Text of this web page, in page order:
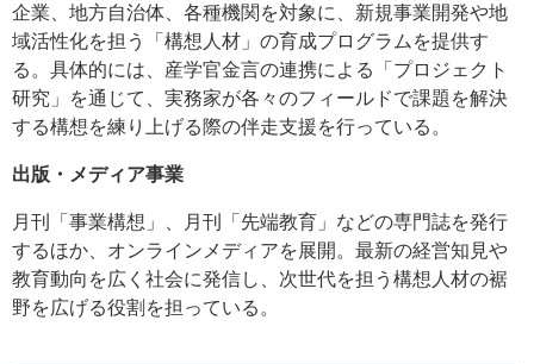
企業、地方自治体、各種機関を対象に、新規事業開発や地
域活性化を担う「構想人材」の育成プログラムを提供す
る。具体的には、産学官金言の連携による「プロジェクト
研究」を通じて、実務家が各々のフィールドで課題を解決
する構想を練り上げる際の伴走支援を行っている。
出版・メディア事業
月刊「事業構想」、月刊「先端教育」などの専門誌を発行
するほか、オンラインメディアを展開。最新の経営知見や
教育動向を広く社会に発信し、次世代を担う構想人材の裾
野を広げる役割を担っている。